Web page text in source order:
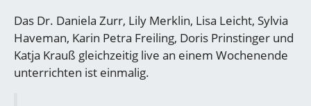
Das Dr. Daniela Zurr, Lily Merklin, Lisa Leicht, Sylvia
Haveman, Karin Petra Freiling, Doris Prinstinger und
Katja Krauß gleichzeitig live an einem Wochenende
unterrichten ist einmalig.